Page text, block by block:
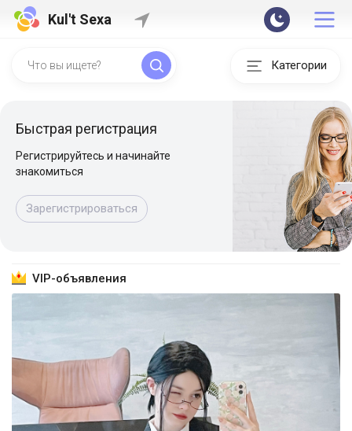
Kul't Sexa
Категории
Быстрая регистрация
Регистрируйтесь и начинайте
знакомиться
Зарегистрироваться
VIP-объявления